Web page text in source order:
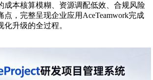
成本核算模糊、资源调配低效、合规风险
点，完整呈现企业应用AceTeamwork完成
化升级的全过程。